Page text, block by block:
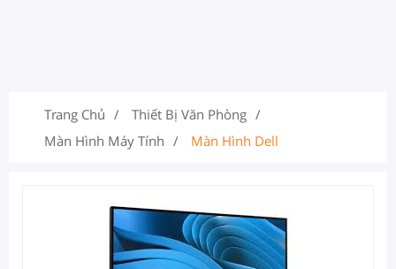
Trang Chủ
Thiết Bị Văn Phòng
Màn Hình Máy Tính
Màn Hình Dell